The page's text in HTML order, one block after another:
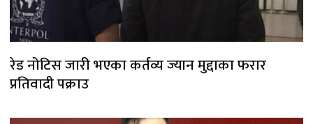
रेड नोटिस जारी भएका कर्तव्य ज्यान मुद्दाका फरार
प्रतिवादी पक्राउ